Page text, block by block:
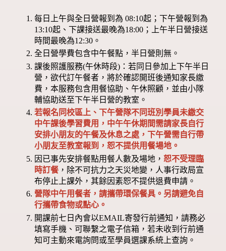
每日上午與全日營報到為 08:10起；下午營報到為
13:10起、下課接送最晚為18:00；上午半日營接送
時間最晚為12:30。
全日營學費包含中午餐點，半日營則無。
課後照護服務(午休時段)：若同日參加上下午半日
營，欲代訂午餐者，將於確認開班後通知家長繳
費，本服務包含用餐協助、午休照顧，並由小隊
輔協助送至下午半日營的教室。
若報名同校區上、下午營隊不同班別學員未繳交
中午課後學習費用，中午午休期間需請家長自行
安排小朋友的午餐及休息之處，下午營需自行帶
小朋友至教室報到，恕不提供用餐場地。
因已事先安排餐點用餐人數及場地，恕不受理臨
時訂餐，除不可抗力之天災地變，人事行政局宣
布停止上課外，其餘因素恕不提供退費申請。
營隊中午用餐者，請攜帶環保餐具。另請避免自
行攜帶食物或點心。
開課前七日內會以EMAIL寄發行前通知，請務必
填寫手機、可聯繫之電子信箱，若未收到行前通
知可主動來電詢問或至學員選課系統上查詢。